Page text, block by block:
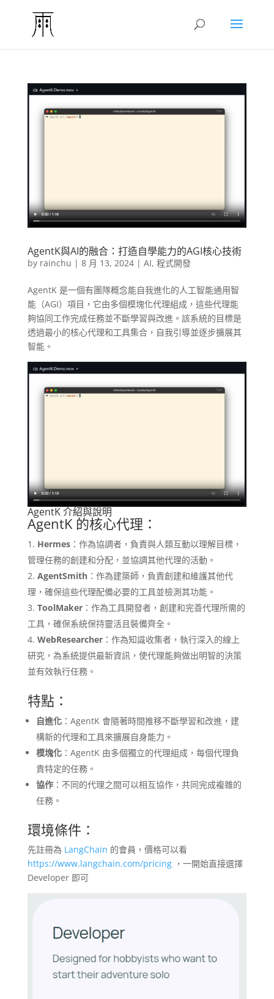
AgentK與AI的融合：打造自學能力的AGI核心技術
by rainchu | 8 月 13, 2024| AI, 程式開發
AgentK 是一個有團隊概念能自我進化的人工智能通用智
能（AGI）項目，它由多個模塊化代理組成，這些代理能
夠協同工作完成任務並不斷學習與改進。該系統的目標是
透過最小的核心代理和工具集合，自我引導並逐步擴展其
智能。
AgentK 介紹與說明
AgentK 的核心代理：
Hermes：作為協調者，負責與人類互動以理解目標，
管理任務的創建和分配，並協調其他代理的活動。
AgentSmith：作為建築師，負責創建和維護其他代
理，確保這些代理配備必要的工具並檢測其功能。
ToolMaker：作為工具開發者，創建和完善代理所需的
工具，確保系統保持靈活且裝備齊全。
WebResearcher：作為知識收集者，執行深入的線上
研究，為系統提供最新資訊，使代理能夠做出明智的決策
並有效執行任務。
特點：
自進化：AgentK 會隨著時間推移不斷學習和改進，建
構新的代理和工具來擴展自身能力。
模塊化：AgentK 由多個獨立的代理組成，每個代理負
責特定的任務。
協作：不同的代理之間可以相互協作，共同完成複雜的
任務。
環境條件：
先註冊為 LangChain 的會員，價格可以看
https://www.langchain.com/pricing，一開始直接選擇
Developer 即可